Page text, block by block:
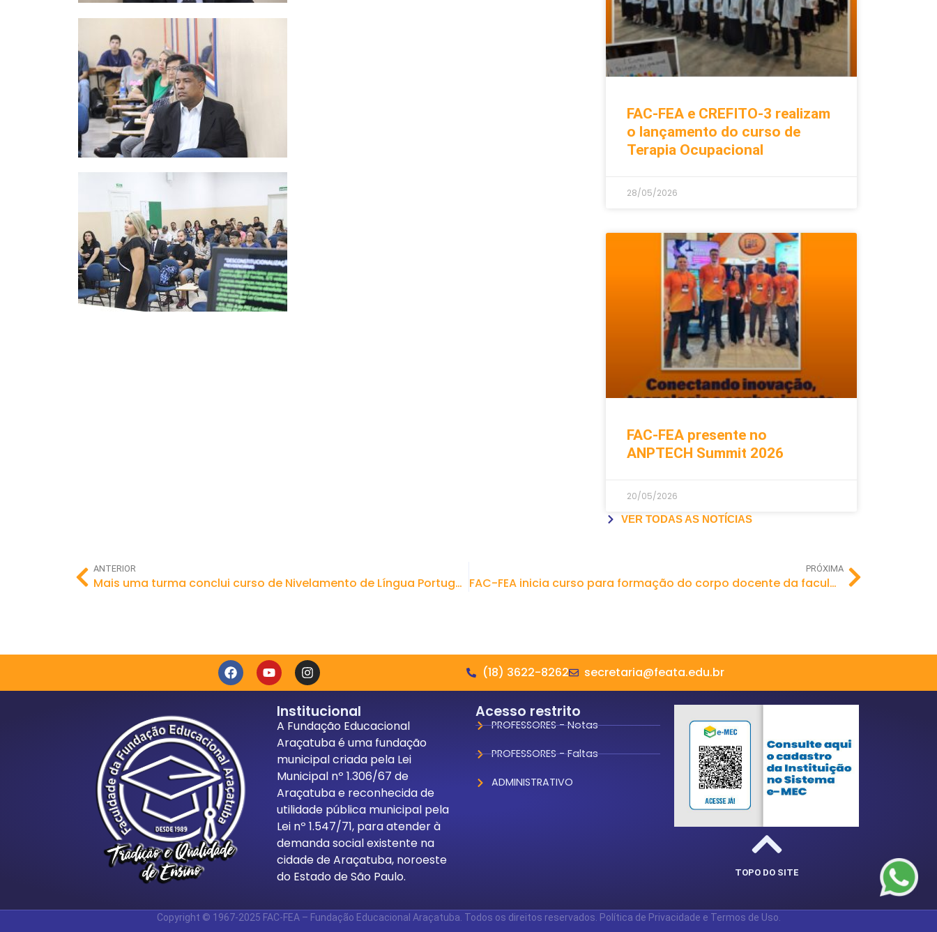
FAC-FEA e CREFITO-3 realizam
o lançamento do curso de
Terapia Ocupacional
28/05/2026
FAC-FEA presente no
ANPTECH Summit 2026
20/05/2026
VER TODAS AS NOTÍCIAS
ANTERIOR
Mais uma turma conclui curso de Nivelamento de Língua Portuguesa na FAC FEA
PRÓXIMA
FAC-FEA inicia curso para formação do corpo docente da faculdade de medicina
(18) 3622-8262 secretaria@feata.edu.br
Institucional
A Fundação Educacional
Araçatuba é uma fundação
municipal criada pela Lei
Municipal nº 1.306/67 de
Araçatuba e reconhecida de
utilidade pública municipal pela
Lei nº 1.547/71, para atender à
demanda social existente na
cidade de Araçatuba, noroeste
do Estado de São Paulo.
Acesso restrito
PROFESSORES - Notas
PROFESSORES - Faltas
ADMINISTRATIVO
TOPO DO SITE
Copyright © 1967-2025 FAC-FEA – Fundação Educacional Araçatuba. Todos os direitos reservados. Política de Privacidade e Termos de Uso.